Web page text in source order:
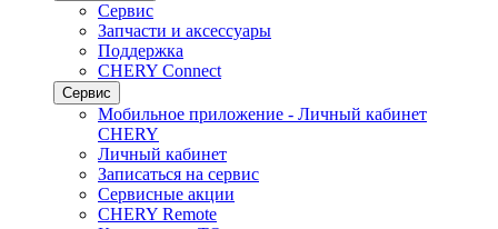
Сервис
Запчасти и аксессуары
Поддержка
CHERY Connect
Сервис
Мобильное приложение - Личный кабинет
CHERY
Личный кабинет
Записаться на сервис
Сервисные акции
CHERY Remote